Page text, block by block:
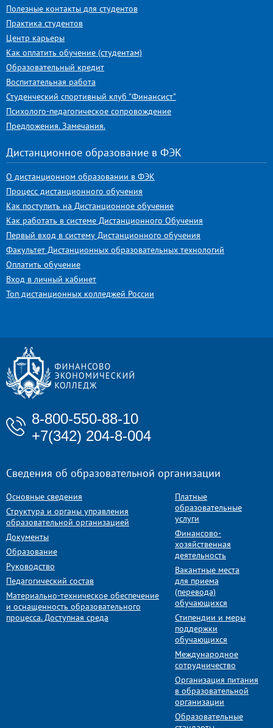
Полезные контакты для студентов
Практика студентов
Центр карьеры
Как оплатить обучение (студентам)
Образовательный кредит
Воспитательная работа
Студенческий спортивный клуб "Финансист"
Психолого-педагогическое сопровождение
Предложения. Замечания.
Дистанционное образование в ФЭК
О дистанционном образовании в ФЭК
Процесс дистанционного обучения
Как поступить на Дистанционное обучение
Как работать в системе Дистанционного Обучения
Первый вход в систему Дистанционного обучения
Факультет Дистанционных образовательных технологий
Оплатить обучение
Вход в личный кабинет
Топ дистанционных колледжей России
8-800-550-88-10
+7(342) 204-8-004
Сведения об образовательной организации
Основные сведения
Структура и органы управления
образовательной организацией
Документы
Образование
Руководство
Педагогический состав
Материально-техническое обеспечение
и оснащенность образовательного
процесса. Доступная среда
Платные
образовательные
услуги
Финансово-
хозяйственная
деятельность
Вакантные места
для приема
(перевода)
обучающихся
Стипендии и меры
поддержки
обучающихся
Международное
сотрудничество
Организация питания
в образовательной
организации
Образовательные